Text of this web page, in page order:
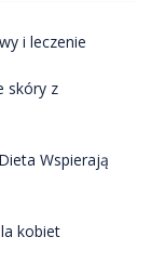
i leczenie
skóry z
Wspierają
kobiet